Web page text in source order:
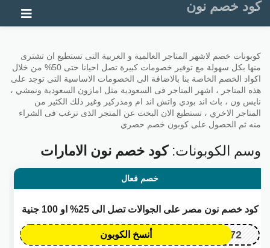
كود خصم نون
كوبونات خصم لاشهر المتاجر العالمية و العربية التى تستطيع ان تشترى
منها بكل سهولة مع توفير خصومات كبيرة تصل احيانا حتى 50% من خلال
اكواد الخصم الخاصة بنا بالاضافة الى الخصومات الاساسية التى توجد على
هذه المتاجر ، اشهر المتاجر فى السعودية مثل امازون السعودية ونمشي ،
نايس ون ، باث اند بودي واتش اند ام ومذركير وغير ذلك الكثير من
المتاجر الاخري ، تستطيع الان البحث عن المتجر الذى ترغب فى الشراء
منه ثم الحصول على كوبون خصم حصري
وسم الكوبونات:كود خصم نون الامارات
خصم فعال
كود خصم نون مصر على الجوالات تصل الى 25% او 100 جنية
OP172 أنسخ الكوبون